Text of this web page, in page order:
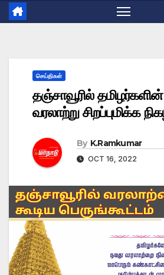
செய்திகள்
தஞ்சாவூரில்
வரலாற்று சிறப்புமிக்க
By K.Ramkumar
OCT 16, 2022